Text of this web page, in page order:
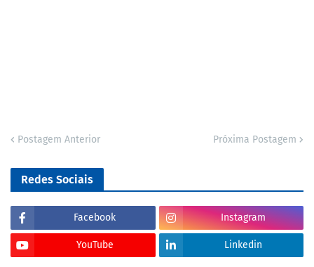
Postagem Anterior Próxima Postagem
Redes Sociais
Facebook Instagram
YouTube Linkedin